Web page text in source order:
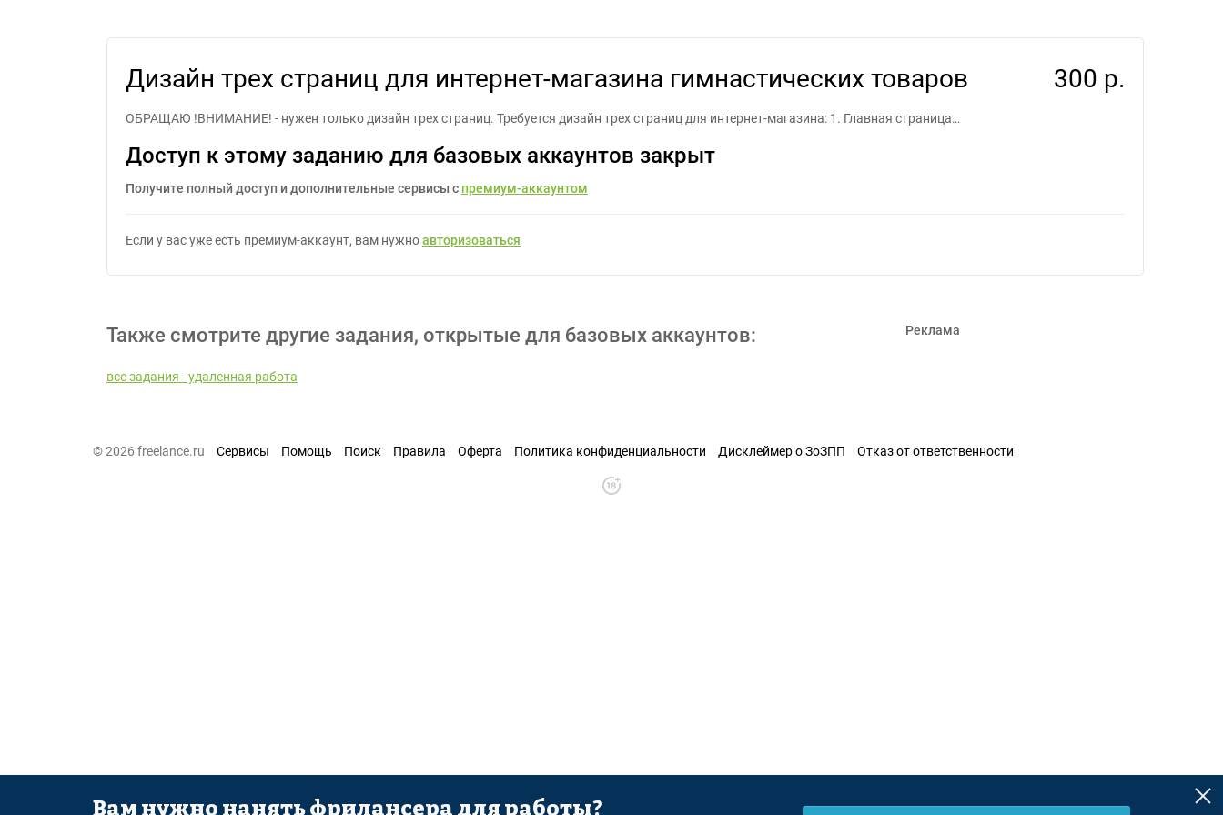
Дизайн трех страниц для интернет-магазина гимнастических товаров 300 р.
ОБРАЩАЮ !ВНИМАНИЕ! - нужен только дизайн трех страниц. Требуется дизайн трех страниц для интернет-магазина: 1. Главная страница…
Доступ к этому заданию для базовых аккаунтов закрыт
Получите полный доступ и дополнительные сервисы с премиум-аккаунтом
Если у вас уже есть премиум-аккаунт, вам нужноавторизоваться
Также смотрите другие задания, открытые для базовых аккаунтов:
все задания - удаленная работа
Реклама
© 2026 freelance.ru Сервисы Помощь Поиск Правила Оферта Политика конфиденциальности Дисклеймер о ЗоЗПП Отказ от ответственности
Вам нужно нанять фрилансера для работы?